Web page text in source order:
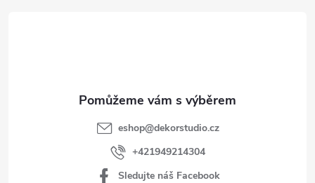
eshop@dekorstudio.cz
+421949214304
Sledujte náš Facebook